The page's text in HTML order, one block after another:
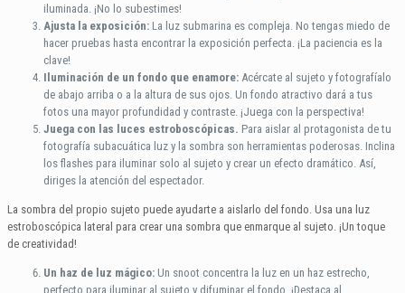
iluminada. ¡No lo subestimes!
Ajusta la exposición: La luz submarina es compleja. No tengas miedo de
hacer pruebas hasta encontrar la exposición perfecta. ¡La paciencia es la
clave!
Iluminación de un fondo que enamore: Acércate al sujeto y fotografíalo
de abajo arriba o a la altura de sus ojos. Un fondo atractivo dará a tus
fotos una mayor profundidad y contraste. ¡Juega con la perspectiva!
Juega con las luces estroboscópicas. Para aislar al protagonista de tu
fotografía subacuática luz y la sombra son herramientas poderosas. Inclina
los flashes para iluminar solo al sujeto y crear un efecto dramático. Así,
diriges la atención del espectador.
La sombra del propio sujeto puede ayudarte a aislarlo del fondo. Usa una luz
estroboscópica lateral para crear una sombra que enmarque al sujeto. ¡Un toque
de creatividad!
Un haz de luz mágico: Un snoot concentra la luz en un haz estrecho,
perfecto para iluminar al sujeto y difuminar el fondo. ¡Destaca al